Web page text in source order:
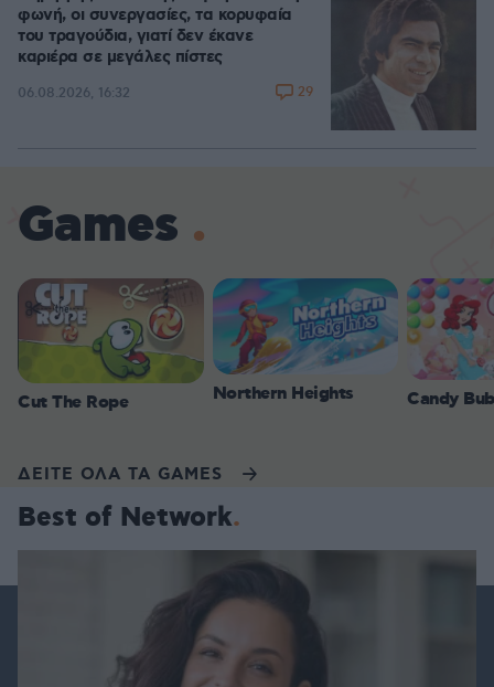
φωνή, οι συνεργασίες, τα κορυφαία
του τραγούδια, γιατί δεν έκανε
καριέρα σε μεγάλες πίστες
06.08.2026, 16:32 29
Games
Cut The Rope Northern Heights Candy
ΔΕΙΤΕ ΟΛΑ ΤΑ GAMES
Best of Network